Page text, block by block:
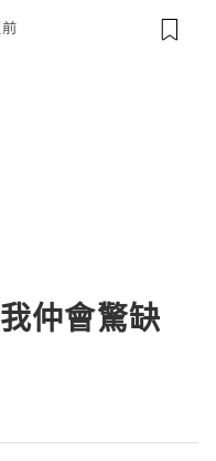
仲會驚缺